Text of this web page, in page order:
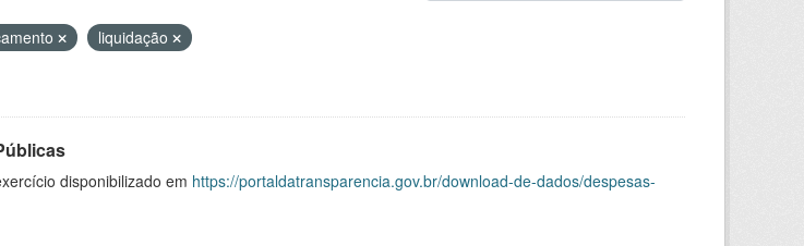
liquidação
disponibilizado em https://portaldatransparencia.gov.br/download-de-dados/despesas-